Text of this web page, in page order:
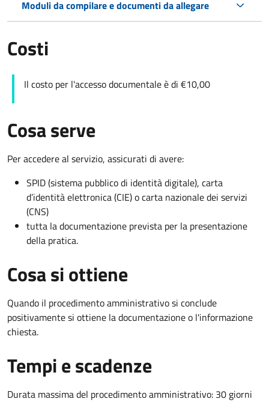
Moduli da compilare e documenti da allegare
Costi
Il costo per l'accesso documentale è di €10,00
Cosa serve
Per accedere al servizio, assicurati di avere:
SPID (sistema pubblico di identità digitale), carta
d’identità elettronica (CIE) o carta nazionale dei servizi
(CNS)
tutta la documentazione prevista per la presentazione
della pratica.
Cosa si ottiene
Quando il procedimento amministrativo si conclude
positivamente si ottiene la documentazione o l'informazione
chiesta.
Tempi e scadenze
Durata massima del procedimento amministrativo: 30 giorni